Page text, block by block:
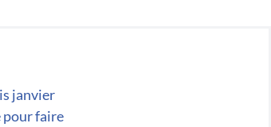
janvier
pour faire